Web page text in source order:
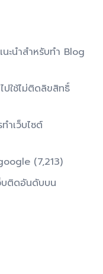
ะนำสำหรับทำ Blog
ปใช้ไม่ติดลิขสิทธิ์
าเว็บไซต์
(7,213)
บติดอันดับบน